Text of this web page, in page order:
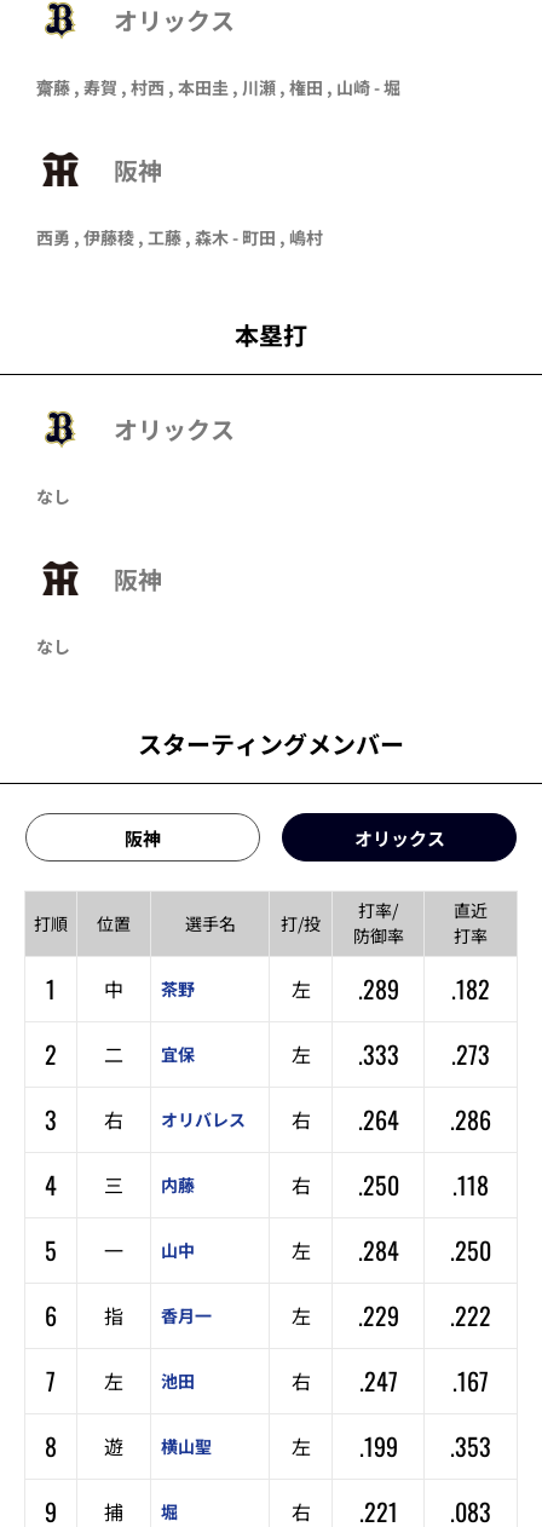
オリックス
齋藤 , 寿賀 , 村西 , 本田圭 , 川瀬 , 権田 , 山崎-堀
阪神
西勇 , 伊藤稜 , 工藤 , 森木 - 町田 , 嶋村
本塁打
オリックス
なし
阪神
なし
スターティングメンバー
阪神 オリックス
打順 位置 選手名 打/投
打率/
防御率
直近
打率
1 中 茶野 左 .289
.182
2
二 宜保 左 .333
.273
3
右 オリバレス 右 .264
.286
4
三 内藤 右 .250
.118
5
一 山中 左 .284
.250
6
指 香月一 左 .229
.222
7
左 池田 右 .247
.167
8
遊 横山聖 左 .199
.353
9
捕 堀 右 .221 .083